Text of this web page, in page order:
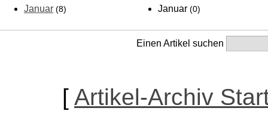
Januar (8) Januar(0)
Einen Artikel suchen
[ Artikel-Archiv